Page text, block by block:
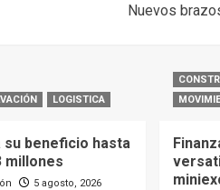
Nuevos
LOGISTICA
su beneficio hasta
millones
5 agosto, 2026